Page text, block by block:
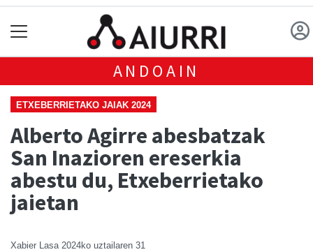
ANDOAIN
ETXEBERRIETAKO JAIAK 2024
Alberto Agirre abesbatzak
San Inazioren ereserkia
abestu du, Etxeberrietako
jaietan
Xabier Lasa 2024ko uztailaren 31